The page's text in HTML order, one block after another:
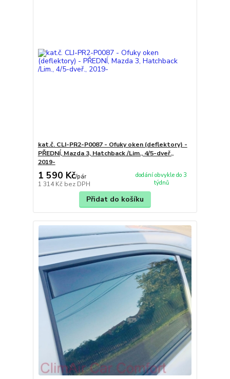
kat.č. CLI-PR2-P0087 - Ofuky oken (deflektory) -
PŘEDNÍ, Mazda 3, Hatchback /Lim., 4/5-dveř.,
2019-
1 590 Kč/pár
1 314 Kč bez DPH
dodání obvykle do 3
týdnů
Přidat do košíku